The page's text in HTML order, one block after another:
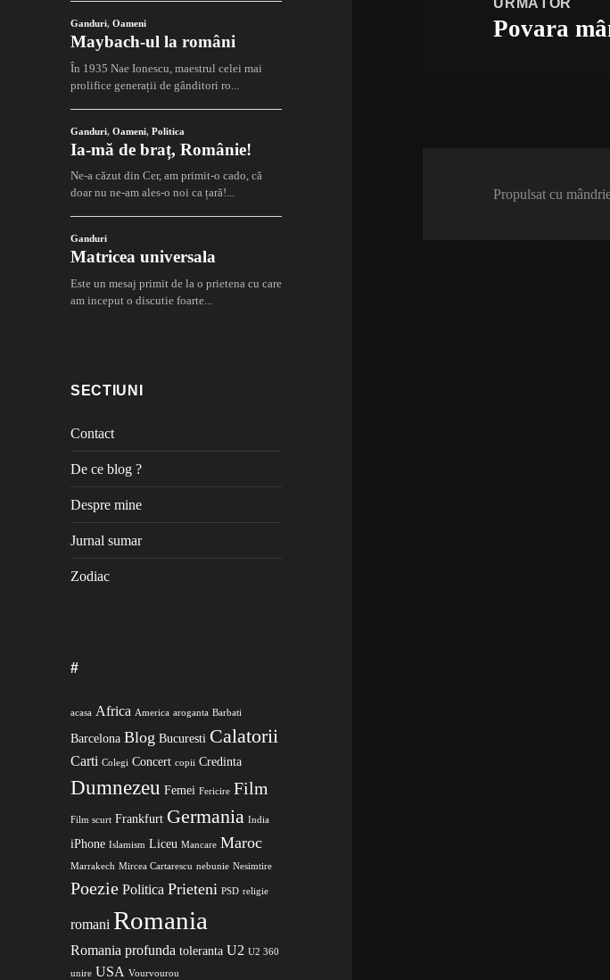
Ganduri,Oameni
Maybach-ul la români
În 1935 Nae Ionescu, maestrul celei mai
prolifice generații de gânditori ro...
Ganduri,Oameni,Politica
Ia-mă de braț, Românie!
Ne-a căzut din Cer, am primit-o cado, că
doar nu ne-am ales-o noi ca țară!...
Ganduri
Matricea universala
Este un mesaj primit de la o prietena cu care
am inceput o discutie foarte...
SECTIUNI
Contact
De ce blog ?
Despre mine
Jurnal sumar
Zodiac
#
acasa Africa America aroganta Barbati
Barcelona Blog Bucuresti Calatorii
Carti Colegi Concert copii Credinta
Dumnezeu Femei Fericire Film
Film scurt Frankfurt Germania India
iPhone Islamism Liceu Mancare Maroc
Marrakech Mircea Cartarescu nebunie Nesimtire
Poezie Politica Prieteni PSD religie
romani Romania
Romania profunda toleranta U2 U2 360
unire USA Vourvourou
Articolul
Povara
Propulsat cu